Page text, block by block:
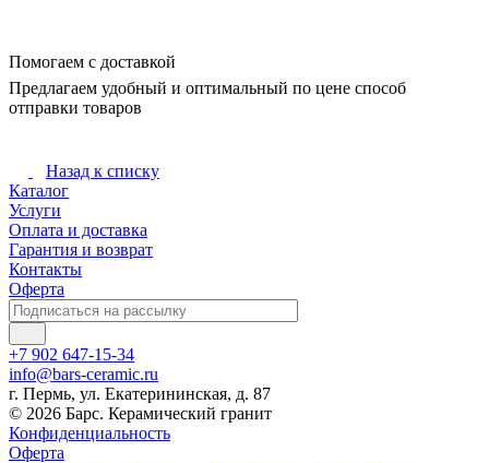
Помогаем с доставкой
Предлагаем удобный и оптимальный по цене способ
отправки товаров
Назад к списку
Каталог
Услуги
Оплата и доставка
Гарантия и возврат
Контакты
Оферта
+7 902 647-15-34
info@bars-ceramic.ru
г. Пермь, ул. Екатерининская, д. 87
© 2026 Барс. Керамический гранит
Конфиденциальность
Оферта